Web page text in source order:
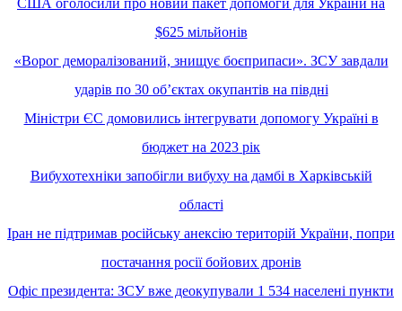
США оголосили про новий пакет допомоги для України на
$625 мільйонів
«Ворог деморалізований, знищує боєприпаси». ЗСУ завдали
ударів по 30 обʼєктах окупантів на півдні
Міністри ЄС домовились інтегрувати допомогу Україні в
бюджет на 2023 рік
Вибухотехніки запобігли вибуху на дамбі в Харківській
області
Іран не підтримав російську анексію територій України, попри
постачання росії бойових дронів
Офіс президента: ЗСУ вже деокупували 1 534 населені пункти